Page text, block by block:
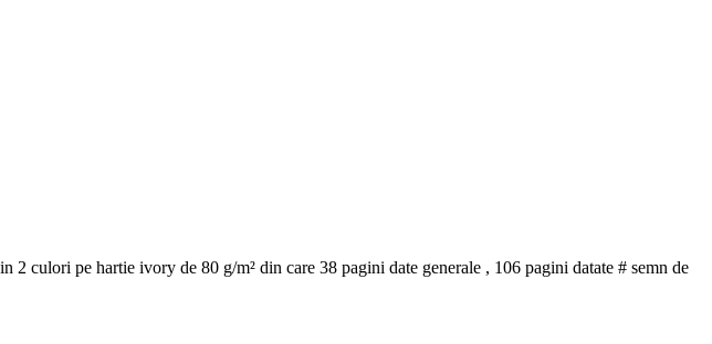
culori pe hartie ivory de 80 g/m² din care 38 pagini date generale , 106 pagini datate # semn de